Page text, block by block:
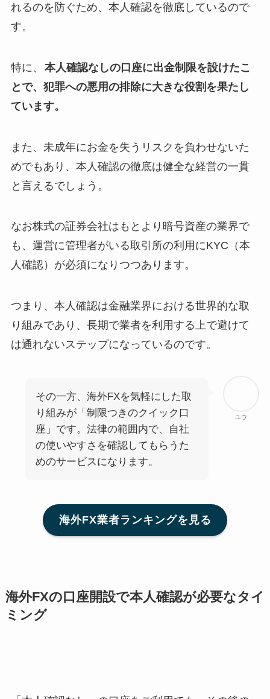
れるのを防ぐため、本人確認を徹底しているので
す。
特に、
本人確認なしの口座に出金制限を設けたこ
とで、犯罪への悪用の排除に大きな役割を果たし
ています。
また、未成年にお金を失うリスクを負わせないた
めでもあり、本人確認の徹底は健全な経営の一貫
と言えるでしょう。
なお株式の証券会社はもとより暗号資産の業界で
も、運営に管理者がいる取引所の利用にKYC（本
人確認）が必須になりつつあります。
つまり、本人確認は金融業界における世界的な取
り組みであり、長期で業者を利用する上で避けて
は通れないステップになっているのです。
ユウ
その一方、海外FXを気軽にした取
り組みが「制限つきのクイック口
座」です。法律の範囲内で、自社
の使いやすさを確認してもらうた
めのサービスになります。
海外FX業者ランキングを見る
海外FXの口座開設で本人確認が必要なタイ
ミング